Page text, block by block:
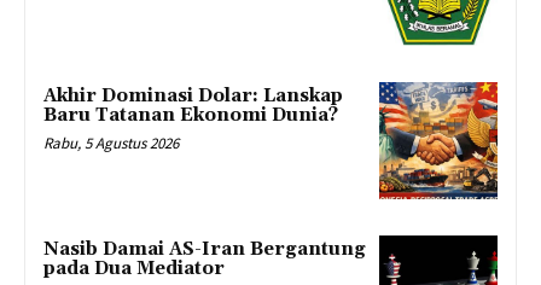
Akhir Dominasi Dolar: Lanskap
Baru Tatanan Ekonomi Dunia?
Rabu, 5 Agustus 2026
Nasib Damai AS-Iran Bergantung
pada Dua Mediator